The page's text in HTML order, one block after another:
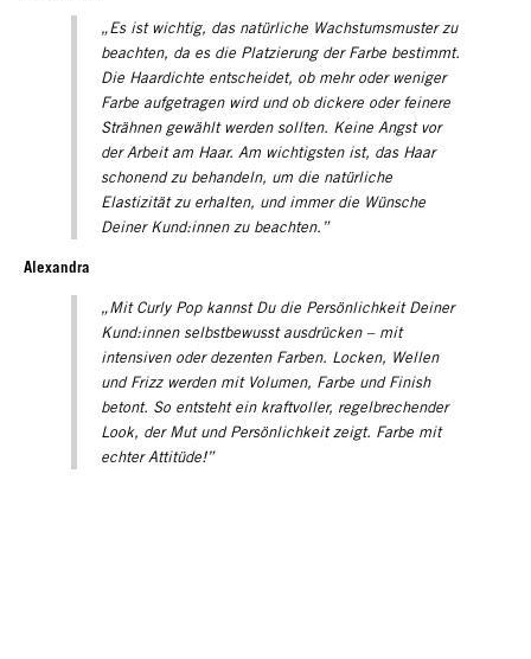
„Es ist wichtig, das natürliche Wachstumsmuster zu
beachten, da es die Platzierung der Farbe bestimmt.
Die Haardichte entscheidet, ob mehr oder weniger
Farbe aufgetragen wird und ob dickere oder feinere
Strähnen gewählt werden sollten. Keine Angst vor
der Arbeit am Haar. Am wichtigsten ist, das Haar
schonend zu behandeln, um die natürliche
Elastizität zu erhalten, und immer die Wünsche
Deiner Kund:innen zu beachten.”
Alexandra
„Mit Curly Pop kannst Du die Persönlichkeit Deiner
Kund:innen selbstbewusst ausdrücken – mit
intensiven oder dezenten Farben. Locken, Wellen
und Frizz werden mit Volumen, Farbe und Finish
betont. So entsteht ein kraftvoller, regelbrechender
Look, der Mut und Persönlichkeit zeigt. Farbe mit
echter Attitüde!”